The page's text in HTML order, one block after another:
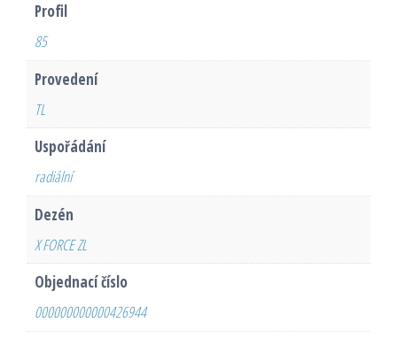
Profil
85
Provedení
TL
Uspořádání
radiální
Dezén
X FORCE ZL
Objednací číslo
000000000000426944